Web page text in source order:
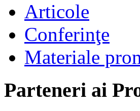
Articole
Conferinţe
Materiale
Parteneri ai